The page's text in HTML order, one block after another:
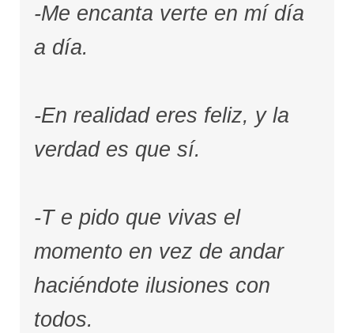
-Me encanta verte en mí día
a día.
-En realidad eres feliz, y la
verdad es que sí.
-T e pido que vivas el
momento en vez de andar
haciéndote ilusiones con
todos.